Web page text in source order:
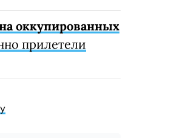
оккупированных
прилетели